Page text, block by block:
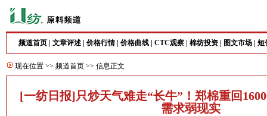
频道首页 文章评述 价格行情| 价格曲线 CTC观察 棉纺投资 图文市场 短
现在位置 >> 频道首页 >> 信息正文
[一纺日报]只炒天气难走“长牛”！郑棉重回
需求弱现实